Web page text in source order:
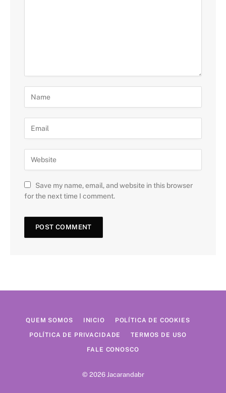
Save my name, email, and website in this browser
for the next time I comment.
QUEM SOMOS INICIO POLÍTICA DE COOKIES
POLÍTICA DE PRIVACIDADE TERMOS DE USO
FALE CONOSCO
© 2026 Jacarandabr